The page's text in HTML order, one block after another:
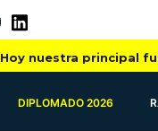
Hoy nuestra principal
DIPLOMADO 2026